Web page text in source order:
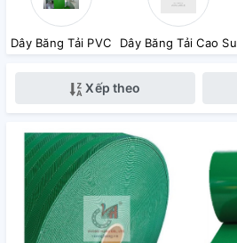
Dây Băng Tải PVC Dây Băng Tải Cao Su
Xếp theo